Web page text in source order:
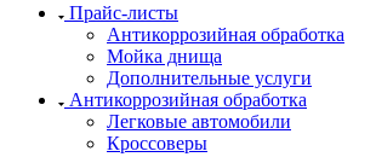
Прайс-листы
Антикоррозийная обработка
Мойка днища
Дополнительные услуги
Антикоррозийная обработка
Легковые автомобили
Кроссоверы